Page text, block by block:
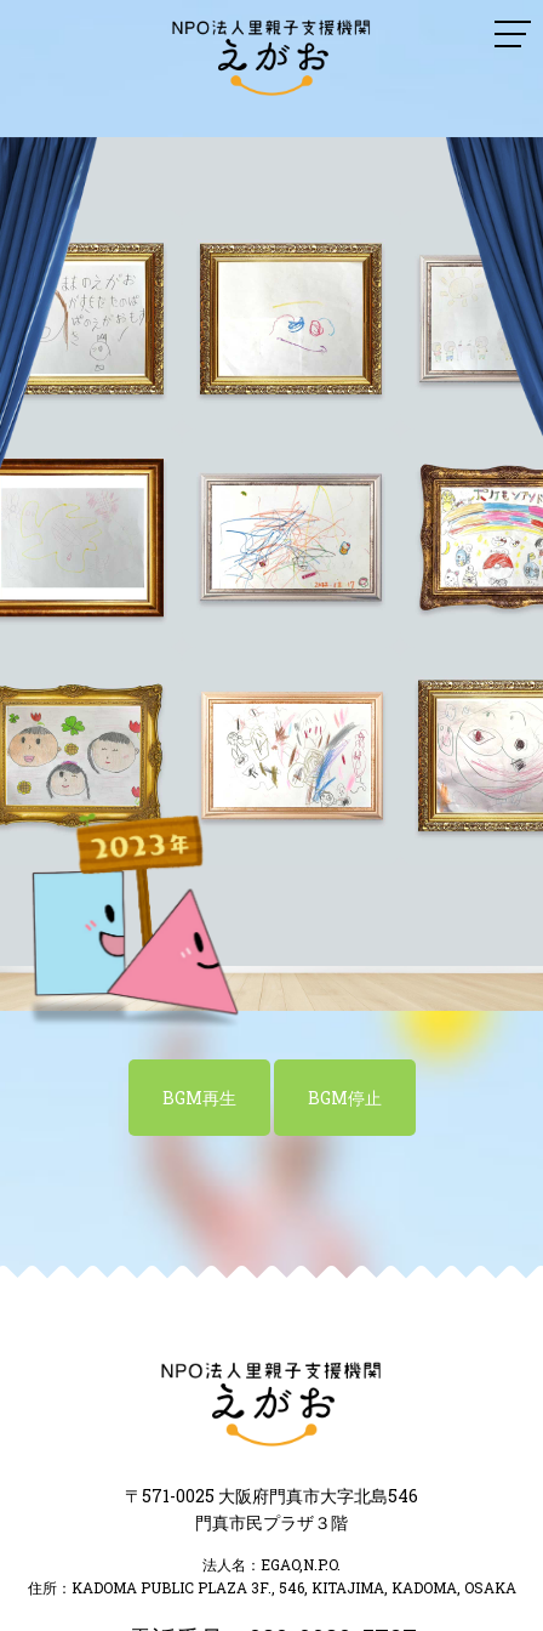
BGM再生 BGM停止
〒571-0025 大阪府門真市大字北島546
門真市民プラザ３階
法人名：EGAO,N.P.O.
住所：KADOMA PUBLIC PLAZA 3F., 546, KITAJIMA, KADOMA, OSAKA